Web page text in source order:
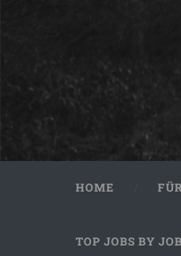
HOME
TOP JOBS BY